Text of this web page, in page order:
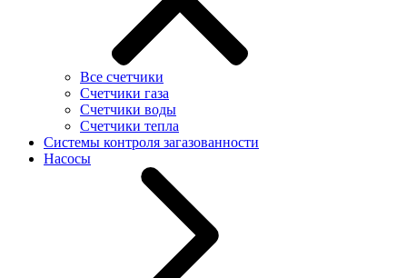
Все счетчики
Счетчики газа
Счетчики воды
Счетчики тепла
Системы контроля загазованности
Насосы